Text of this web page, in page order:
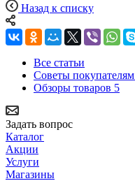
Назад к списку
Все статьи
Советы покупателям
Обзоры товаров 5
Задать вопрос
Каталог
Акции
Услуги
Магазины